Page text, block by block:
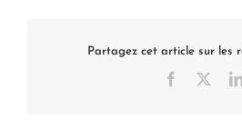
Partagez cet article sur les
Facebook